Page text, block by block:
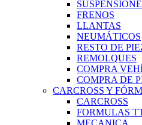
FRENOS
LLANTAS
NEUMÁTICOS
RESTO DE
REMOLQUES
COMPRA
COMPRA DE
CARCROSS Y
CARCROSS
FORMULAS
MECANICA